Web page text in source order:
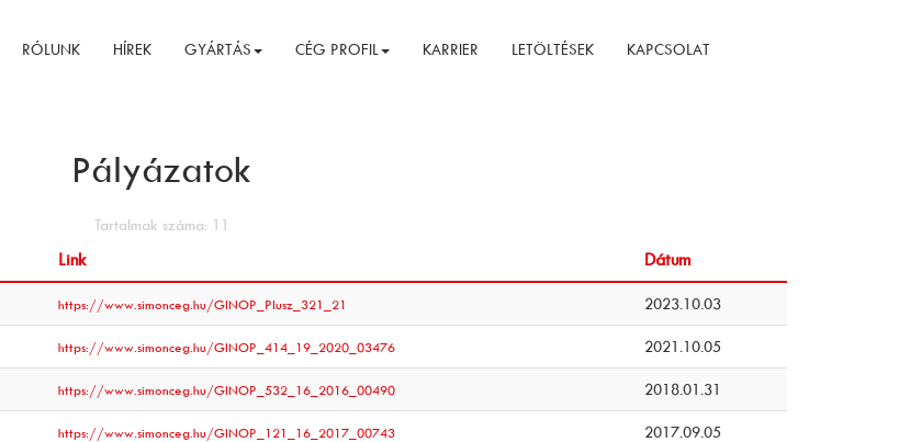
RÓLUNK HÍREK GYÁRTÁS CÉG PROFIL KARRIER LETÖLTÉSEK KAPCSOLAT
Pályázatok
Tartalmak száma: 11
Link Dátum
https://www.simonceg.hu/GINOP_Plusz_321_21 2023.10.03
https://www.simonceg.hu/GINOP_414_19_2020_03476 2021.10.05
https://www.simonceg.hu/GINOP_532_16_2016_00490 2018.01.31
https://www.simonceg.hu/GINOP_121_16_2017_00743 2017.09.05